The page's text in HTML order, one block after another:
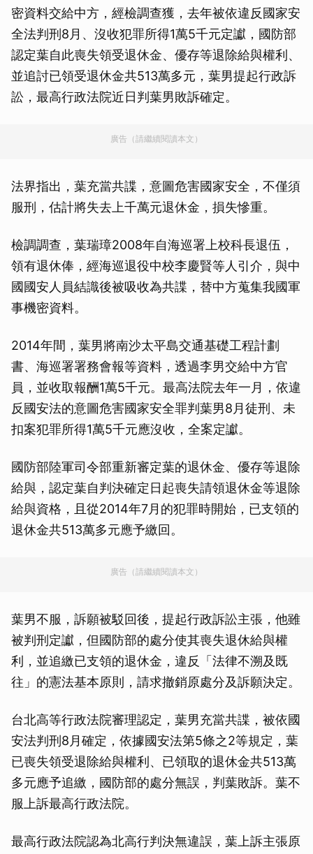
密資料交給中方，經檢調查獲，去年被依違反國家安
全法判刑8月、沒收犯罪所得1萬5千元定讞，國防部
認定葉自此喪失領受退休金、優存等退除給與權利、
並追討已領受退休金共513萬多元，葉男提起行政訴
訟，最高行政法院近日判葉男敗訴確定。
廣告（請繼續閱讀本文）
法界指出，葉充當共諜，意圖危害國家安全，不僅須
服刑，估計將失去上千萬元退休金，損失慘重。
檢調調查，葉瑞璋2008年自海巡署上校科長退伍，
領有退休俸，經海巡退役中校李慶賢等人引介，與中
國國安人員結識後被吸收為共諜，替中方蒐集我國軍
事機密資料。
2014年間，葉男將南沙太平島交通基礎工程計劃
書、海巡署署務會報等資料，透過李男交給中方官
員，並收取報酬1萬5千元。最高法院去年一月，依違
反國安法的意圖危害國家安全罪判葉男8月徒刑、未
扣案犯罪所得1萬5千元應沒收，全案定讞。
國防部陸軍司令部重新審定葉的退休金、優存等退除
給與，認定葉自判決確定日起喪失請領退休金等退除
給與資格，且從2014年7月的犯罪時開始，已支領的
退休金共513萬多元應予繳回。
廣告（請繼續閱讀本文）
葉男不服，訴願被駁回後，提起行政訴訟主張，他雖
被判刑定讞，但國防部的處分使其喪失退休給與權
利，並追繳已支領的退休金，違反「法律不溯及既
往」的憲法基本原則，請求撤銷原處分及訴願決定。
台北高等行政法院審理認定，葉男充當共諜，被依國
安法判刑8月確定，依據國安法第5條之2等規定，葉
已喪失領受退除給與權利、已領取的退休金共513萬
多元應予追繳，國防部的處分無誤，判葉敗訴。葉不
服上訴最高行政法院。
最高行政法院認為北高行判決無違誤，葉上訴主張原